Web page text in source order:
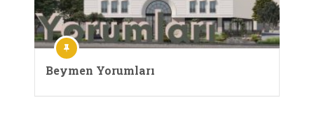
Beymen Yorumları